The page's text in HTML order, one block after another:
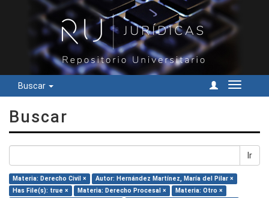
Buscar
Cambiar
Buscar
Ir
Materia: Derecho Civil ×
Autor: Hernández Martínez, María del Pilar ×
Has File(s): true ×
Materia: Derecho Procesal ×
Materia: Otro ×